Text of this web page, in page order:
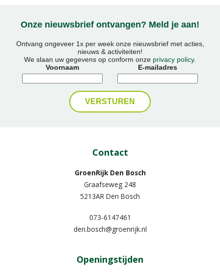
Onze nieuwsbrief ontvangen? Meld je aan!
Ontvang ongeveer 1x per week onze nieuwsbrief met acties,
nieuws & activiteiten!
We slaan uw gegevens op conform onze privacy policy.
Voornaam
E-mailadres
Contact
GroenRijk Den Bosch
Graafseweg 248
5213AR Den Bosch
073-6147461
den.bosch@groenrijk.nl
Openingstijden